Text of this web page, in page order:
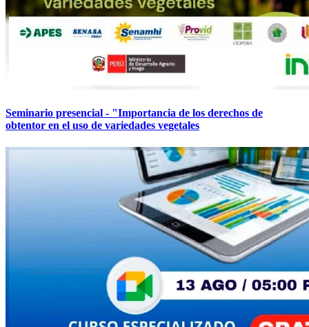
Seminario presencial - "Importancia de los derechos de
obtentor en el uso de variedades vegetales